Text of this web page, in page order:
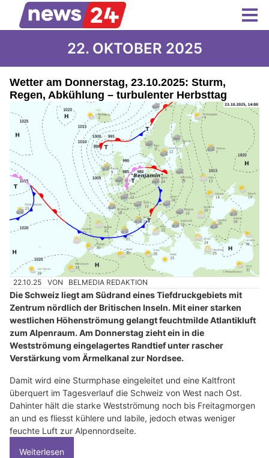
22. OKTOBER 2025
Wetter am Donnerstag, 23.10.2025: Sturm,
Regen, Abkühlung – turbulenter Herbsttag
22.10.25 VON BELMEDIA REDAKTION
Die Schweiz liegt am Südrand eines Tiefdruckgebiets mit
Zentrum nördlich der Britischen Inseln. Mit einer starken
westlichen Höhenströmung gelangt feuchtmilde Atlantikluft
zum Alpenraum. Am Donnerstag zieht ein in die
Westströmung eingelagertes Randtief unter rascher
Verstärkung vom Ärmelkanal zur Nordsee.
Damit wird eine Sturmphase eingeleitet und eine Kaltfront
überquert im Tagesverlauf die Schweiz von West nach Ost.
Dahinter hält die starke Westströmung noch bis Freitagmorgen
an und es fliesst kühlere und labile, jedoch etwas weniger
feuchte Luft zur Alpennordseite.
Weiterlesen